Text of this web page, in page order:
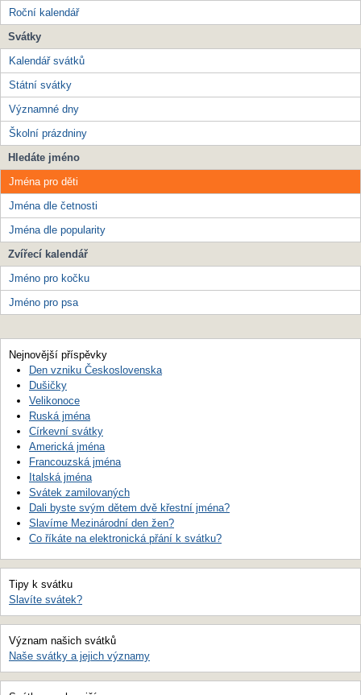
Roční kalendář
Svátky
Kalendář svátků
Státní svátky
Významné dny
Školní prázdniny
Hledáte jméno
Jména pro děti
Jména dle četnosti
Jména dle popularity
Zvířecí kalendář
Jméno pro kočku
Jméno pro psa
Nejnovější příspěvky
Den vzniku Československa
Dušičky
Velikonoce
Ruská jména
Církevní svátky
Americká jména
Francouzská jména
Italská jména
Svátek zamilovaných
Dali byste svým dětem dvě křestní jména?
Slavíme Mezinárodní den žen?
Co říkáte na elektronická přání k svátku?
Tipy k svátku
Slavíte svátek?
Význam našich svátků
Naše svátky a jejich významy